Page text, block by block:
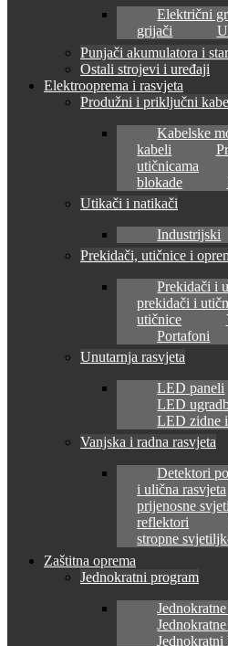
Električni
grijači
Punjači akumulatora i
Ostali strojevi i uređaji
Elektrooprema i rasvjeta
Produžni i priključni
Kabelske
kabeli
utičnicama
blokade
Utikači i natikači
Industrijski
Prekidači, utičnice i
Prekidači i
prekidači i
utičnice
Portafoni
Unutarnja rasvjeta
LED paneli
LED
LED zidne
Vanjska i radna rasvjeta
Detektori
i ulična rasvjeta
prijenosne
reflektori
stropne
Zaštitna oprema
Jednokratni program